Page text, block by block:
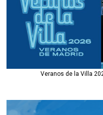
Veranos de la Villa